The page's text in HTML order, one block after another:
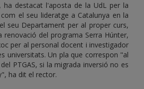
ha destacat l'aposta de la UdL per la
el seu lideratge a Catalunya en la
seu Departament per al proper curs,
del programa Serra Húnter,
per al personal docent i investigador
universitats. Un pla que correspon "al
PTGAS, si la migrada inversió no es
ha dit el rector.